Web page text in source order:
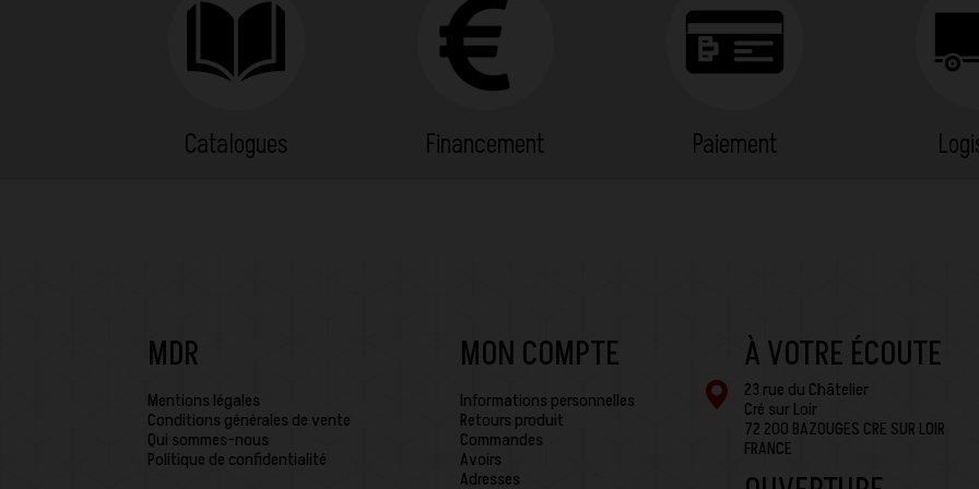
Catalogues Financement Paiement
MDR
Mentions légales
Conditions générales de vente
Qui sommes-nous
Politique de confidentialité
MON COMPTE
Informations personnelles
Retours produit
Commandes
Avoirs
Adresses
À VOTRE ÉCOUTE
23 rue du Châtelier
Cré sur Loir
72 200 BAZOUGES CRE SUR LOIR
FRANCE